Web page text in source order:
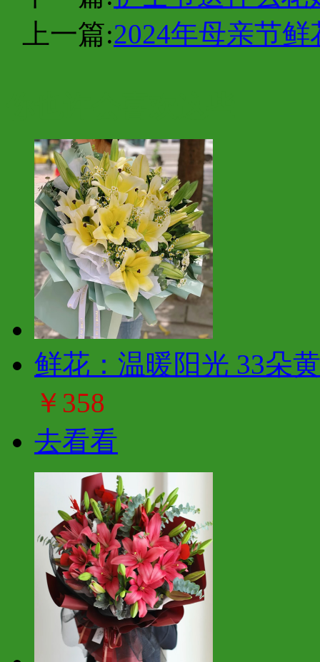
上一篇:2024年母亲节
鲜花：温暖阳光 33朵
￥358
去看看